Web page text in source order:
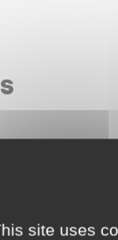
/
site uses